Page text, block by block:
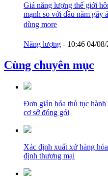
Giá năng lượng thế giới
mạnh so với đầu năm gây
dùng more
Năng lượng - 10:46 04/
Cùng chuyên mục
Đơn giản hóa thủ tục
cơ sở đóng gói
Xác định xuất xứ hàng
định thương mại